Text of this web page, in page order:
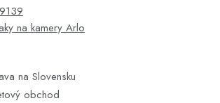
na kamery Arlo
na Slovensku
obchod